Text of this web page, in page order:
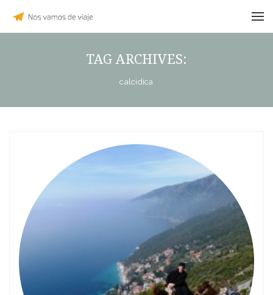
TAG ARCHIVES:
calcidica